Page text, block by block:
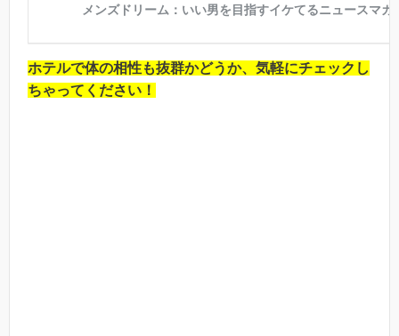
ホテルで体の相性も抜群かどうか、気軽にチェックし
ちゃってください！